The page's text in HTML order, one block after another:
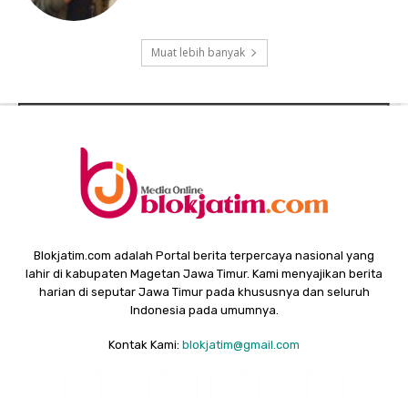
Muat lebih banyak
Blokjatim.com adalah Portal berita terpercaya nasional yang
lahir di kabupaten Magetan Jawa Timur. Kami menyajikan berita
harian di seputar Jawa Timur pada khususnya dan seluruh
Indonesia pada umumnya.
Kontak Kami: blokjatim@gmail.com